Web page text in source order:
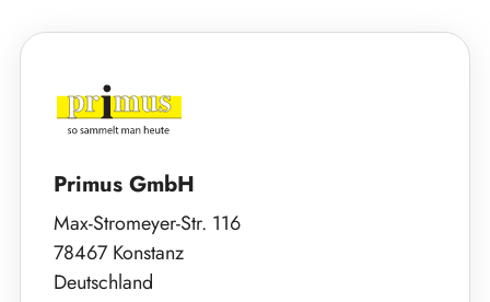
Primus GmbH
Max-Stromeyer-Str. 116
78467 Konstanz
Deutschland